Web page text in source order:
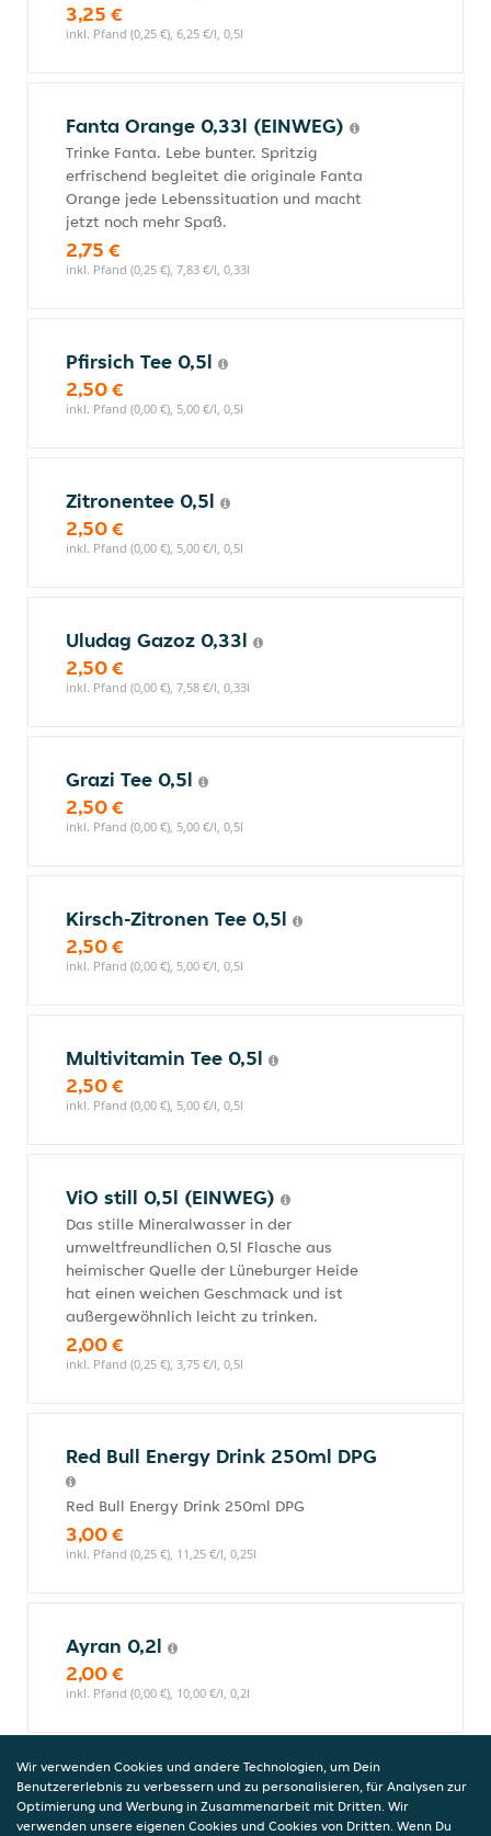
3,25 €
inkl. Pfand (0,25 €), 6,25 €/l, 0,5l
Fanta Orange 0,33l (EINWEG)
Trinke Fanta. Lebe bunter. Spritzig
erfrischend begleitet die originale Fanta
Orange jede Lebenssituation und macht
jetzt noch mehr Spaß.
2,75 €
inkl. Pfand (0,25 €), 7,83 €/l, 0,33l
Pfirsich Tee 0,5l
2,50 €
inkl. Pfand (0,00 €), 5,00 €/l, 0,5l
Zitronentee 0,5l
2,50 €
inkl. Pfand (0,00 €), 5,00 €/l, 0,5l
Uludag Gazoz 0,33l
2,50 €
inkl. Pfand (0,00 €), 7,58 €/l, 0,33l
Grazi Tee 0,5l
2,50 €
inkl. Pfand (0,00 €), 5,00 €/l, 0,5l
Kirsch-Zitronen Tee 0,5l
2,50 €
inkl. Pfand (0,00 €), 5,00 €/l, 0,5l
Multivitamin Tee 0,5l
2,50 €
inkl. Pfand (0,00 €), 5,00 €/l, 0,5l
ViO still 0,5l (EINWEG)
Das stille Mineralwasser in der
umweltfreundlichen 0,5l Flasche aus
heimischer Quelle der Lüneburger Heide
hat einen weichen Geschmack und ist
außergewöhnlich leicht zu trinken.
2,00 €
inkl. Pfand (0,25 €), 3,75 €/l, 0,5l
Red Bull Energy Drink 250ml DPG
Red Bull Energy Drink 250ml DPG
3,00 €
inkl. Pfand (0,25 €), 11,25 €/l, 0,25l
Ayran 0,2l
2,00 €
inkl. Pfand (0,00 €), 10,00 €/l, 0,2l
Fuze Tea Schwarzer Tee Pfirsich
0,4l (EINWEG)
Wir verwenden Cookies und andere Technologien, um Dein
Benutzererlebnis zu verbessern und zu personalisieren, für Analysen zur
Optimierung und Werbung in Zusammenarbeit mit Dritten. Wir
verwenden unsere eigenen Cookies und Cookies von Dritten. Wenn Du